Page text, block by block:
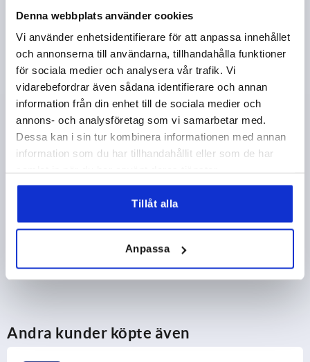
Denna webbplats använder cookies
Vi använder enhetsidentifierare för att anpassa innehållet
och annonserna till användarna, tillhandahålla funktioner
för sociala medier och analysera vår trafik. Vi
vidarebefordrar även sådana identifierare och annan
information från din enhet till de sociala medier och
annons- och analysföretag som vi samarbetar med.
Dessa kan i sin tur kombinera informationen med annan
information som du har tillhandahållit eller som de har
Tillåt alla
Anpassa
1) Monteringshål
2) Plåttjocklek max. 2,5 mm
3) Låssystem med 1 punkt
4) Låssystem med 3 punkter
5) Tunga K1114
7) Adapter för tungor i plast eller zink K2271
H1=20
82,67 kr
exkl. moms
exkl. leveranskostnader
DETALJER
PRODUKTDETALJER
NEDLADDNINGAR
Andra kunder köpte även